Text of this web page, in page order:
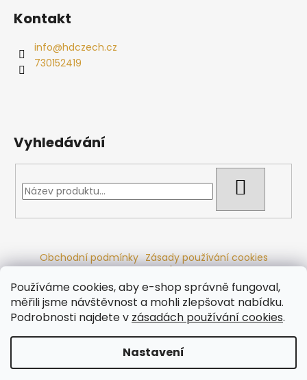
Používáme cookies, aby e-shop správně fungoval,
měřili jsme návštěvnost a mohli zlepšovat nabídku.
Podrobnosti najdete v zásadách používání cookies.
Nastavení
Kontakt
info@hdczech.cz
730152419
Vyhledávání
Obchodní podmínky Zásady používání cookies
Ochrana osobních údajů Dřevěné sauny
Odstoupení od smlouvy Reklamační řád Kontakty
Koupací sudy
Radiátory